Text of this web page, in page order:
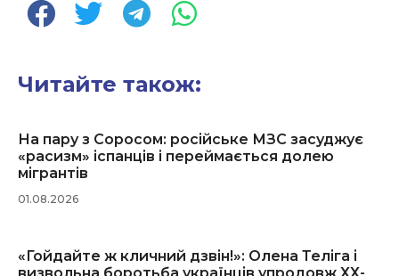
Читайте також:
На пару з Соросом: російське МЗС засуджує
«расизм» іспанців і переймається долею
мігрантів
01.08.2026
«Гойдайте ж кличний дзвін!»: Олена Теліга і